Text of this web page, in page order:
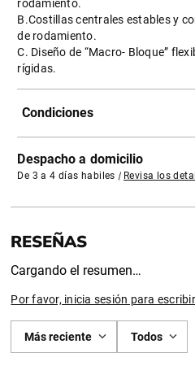
rodamiento.
B.Costillas centrales estables y
de rodamiento.
C. Diseño de “Macro- Bloque”
rígidas.
Condiciones
Despacho a domicilio
De 3 a 4 días habiles | Revisa los
Cargando el resumen…
Por favor, inicia sesión para
Más reciente Todos